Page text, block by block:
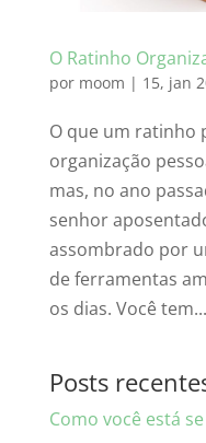
O Ratinho
por moom | 15, jan
O que um ratinho
organização
mas, no ano
senhor
assombrado por
de ferramentas
os dias. Você tem...
Posts
Como você está